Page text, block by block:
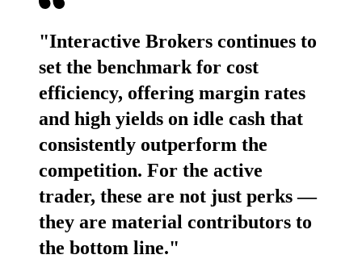
"Interactive Brokers continues to
set the benchmark for cost
efficiency, offering margin rates
and high yields on idle cash that
consistently outperform the
competition. For the active
trader, these are not just perks —
they are material contributors to
the bottom line."